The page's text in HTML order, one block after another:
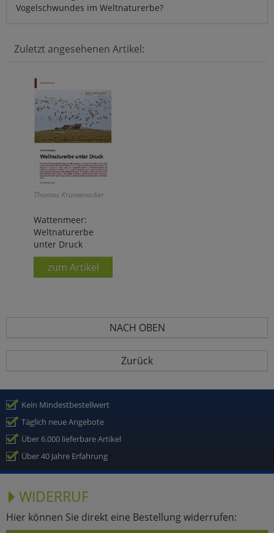
Vogelschwundes im Weltnaturerbe?
Zuletzt angesehenen Artikel:
Thomas Krumenacker
Wattenmeer:
Weltnaturerbe
unter Druck
zum Artikel
NACH OBEN
Zurück
Kein Mindestbestellwert
Täglich neue Angebote
Über 6.000 lieferbare Artikel
Über 40 Jahre Erfahrung
WIDERRUF
Hier können Sie direkt eine Bestellung widerrufen: